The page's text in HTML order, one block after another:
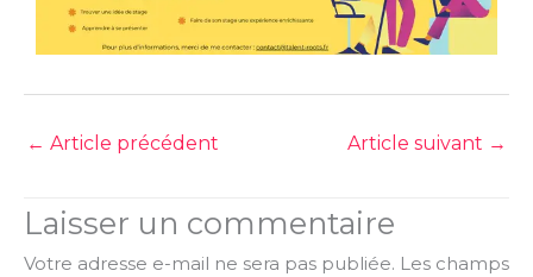
← Article précédent Article suivant →
Laisser un commentaire
Votre adresse e-mail ne sera pas publiée. Les champs